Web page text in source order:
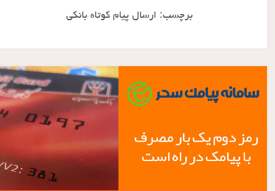
برچسب:ارسال پیام کوتاه بانکی